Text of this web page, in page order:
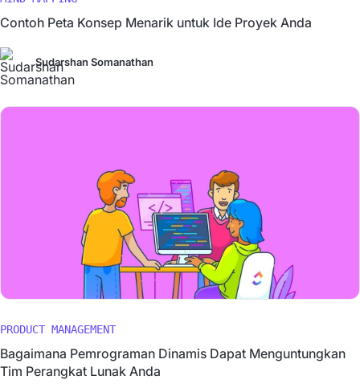
Contoh Peta Konsep Menarik untuk Ide Proyek Anda
Sudarshan Somanathan
PRODUCT MANAGEMENT
Bagaimana Pemrograman Dinamis Dapat Menguntungkan
Tim Perangkat Lunak Anda